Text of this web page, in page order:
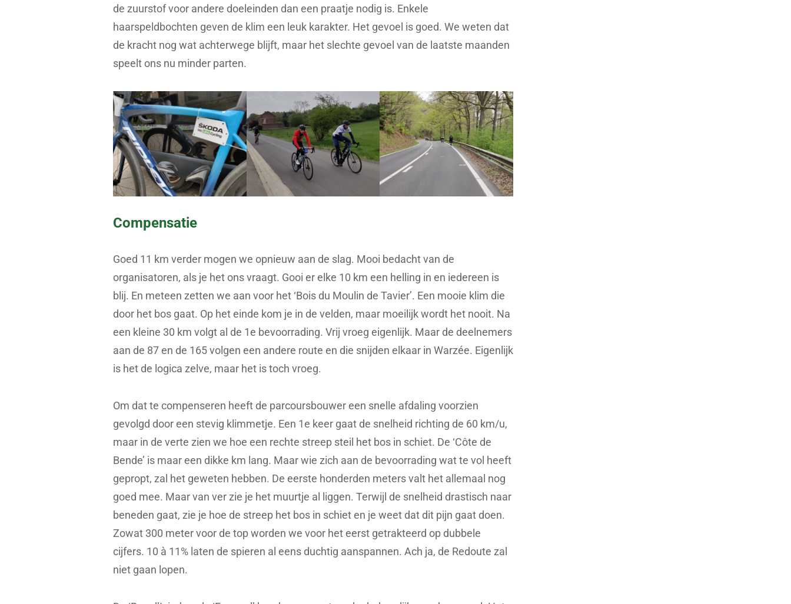
de zuurstof voor andere doeleinden dan een praatje nodig is. Enkele
haarspeldbochten geven de klim een leuk karakter. Het gevoel is goed. We weten dat
de kracht nog wat achterwege blijft, maar het slechte gevoel van de laatste maanden
speelt ons nu minder parten.
Compensatie
Goed 11 km verder mogen we opnieuw aan de slag. Mooi bedacht van de
organisatoren, als je het ons vraagt. Gooi er elke 10 km een helling in en iedereen is
blij. En meteen zetten we aan voor het ‘Bois du Moulin de Tavier’. Een mooie klim die
door het bos gaat. Op het einde kom je in de velden, maar moeilijk wordt het nooit. Na
een kleine 30 km volgt al de 1e bevoorrading. Vrij vroeg eigenlijk. Maar de deelnemers
aan de 87 en de 165 volgen een andere route en die snijden elkaar in Warzée. Eigenlijk
is het de logica zelve, maar het is toch vroeg.
Om dat te compenseren heeft de parcoursbouwer een snelle afdaling voorzien
gevolgd door een stevig klimmetje. Een 1e keer gaat de snelheid richting de 60 km/u,
maar in de verte zien we hoe een rechte streep steil het bos in schiet. De ‘Côte de
Bende’ is maar een dikke km lang. Maar wie zich aan de bevoorrading wat te vol heeft
gepropt, zal het geweten hebben. De eerste honderden meters valt het allemaal nog
goed mee. Maar van ver zie je het muurtje al liggen. Terwijl de snelheid drastisch naar
beneden gaat, zie je hoe de streep het bos in schiet en je weet dat dit pijn gaat doen.
Zowat 300 meter voor de top worden we voor het eerst getrakteerd op dubbele
cijfers. 10 à 11% laten de spieren al eens duchtig aanspannen. Ach ja, de Redoute zal
niet gaan lopen.